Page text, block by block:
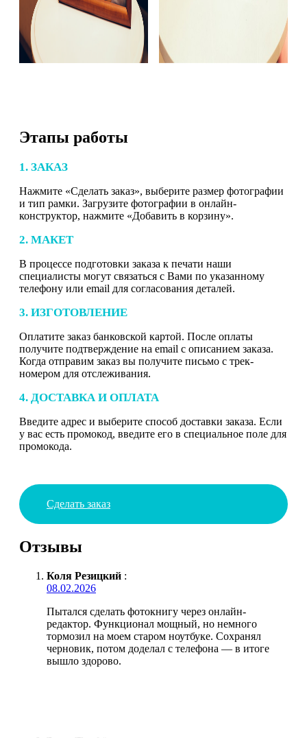
Этапы работы
1. ЗАКАЗ
Нажмите «Сделать заказ», выберите размер фотографии
и тип рамки. Загрузите фотографии в онлайн-
конструктор, нажмите «Добавить в корзину».
2. МАКЕТ
В процессе подготовки заказа к печати наши
специалисты могут связаться с Вами по указанному
телефону или email для согласования деталей.
3. ИЗГОТОВЛЕНИЕ
Оплатите заказ банковской картой. После оплаты
получите подтверждение на email с описанием заказа.
Когда отправим заказ вы получите письмо с трек-
номером для отслеживания.
4. ДОСТАВКА И ОПЛАТА
Введите адрес и выберите способ доставки заказа. Если
у вас есть промокод, введите его в специальное поле для
промокода.
Сделать заказ
Отзывы
Коля Резицкий :
08.02.2026
Пытался сделать фотокнигу через онлайн-
редактор. Функционал мощный, но немного
тормозил на моем старом ноутбуке. Сохранял
черновик, потом доделал с телефона — в итоге
вышло здорово.